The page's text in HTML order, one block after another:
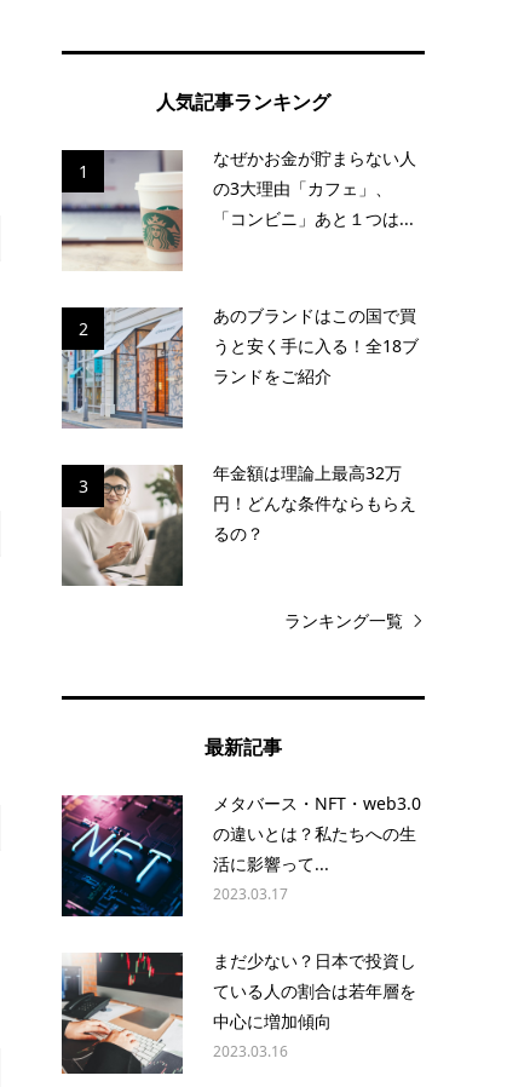
人気記事ランキング
1
なぜかお金が貯まらない人
の3大理由「カフェ」、
「コンビニ」あと１つは...
2
あのブランドはこの国で買
うと安く手に入る！全18ブ
ランドをご紹介
3
年金額は理論上最高32万
円！どんな条件ならもらえ
るの？
ランキング一覧
最新記事
メタバース・NFT・web3.0
の違いとは？私たちへの生
活に影響って...
2023.03.17
まだ少ない？日本で投資し
ている人の割合は若年層を
中心に増加傾向
2023.03.16